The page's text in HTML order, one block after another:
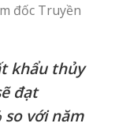
đốc Truyền
khẩu thủy
đạt
so với năm